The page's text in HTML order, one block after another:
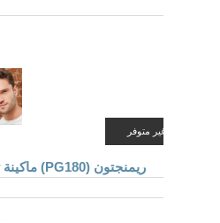
غير متوفر